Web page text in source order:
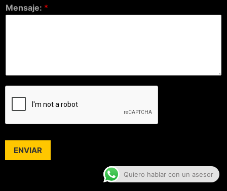
Mensaje: *
ENVIAR
Quiero hablar con un asesor